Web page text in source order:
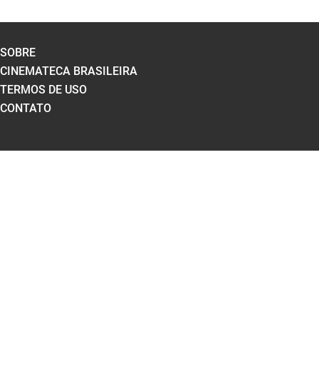
SOBRE
CINEMATECA BRASILEIRA
TERMOS DE USO
CONTATO